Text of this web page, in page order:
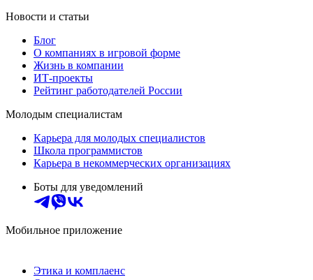
Новости и статьи
Блог
О компаниях в игровой форме
Жизнь в компании
ИТ-проекты
Рейтинг работодателей России
Молодым специалистам
Карьера для молодых специалистов
Школа программистов
Карьера в некоммерческих организациях
Боты для уведомлений
Мобильное приложение
Этика и комплаенс